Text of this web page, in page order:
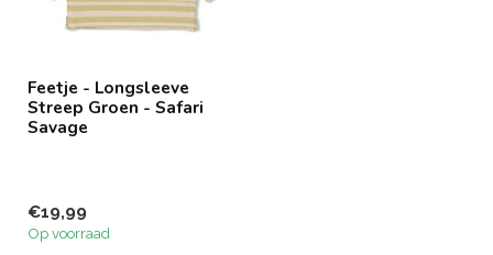
Feetje - Longsleeve
Streep Groen - Safari
Savage
€19,99
Op voorraad